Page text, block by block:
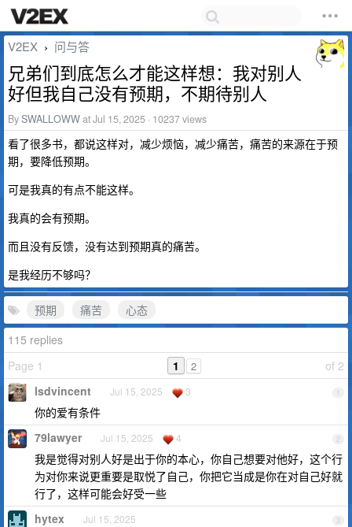
V2EX › 问与答
兄弟们到底怎么才能这样想：我对别人
好但我自己没有预期，不期待别人
BySWALLOWWat Jul 15, 2025 · 10237 views
看了很多书，都说这样对，减少烦恼，减少痛苦，痛苦的来源在于预
期，要降低预期。
可是我真的有点不能这样。
我真的会有预期。
而且没有反馈，没有达到预期真的痛苦。
是我经历不够吗？
预期 痛苦
心态
115 replies
Page 1
of 2
1 2
1
lsdvincent Jul 15, 2025 3
你的爱有条件
2
79lawyer Jul 15, 2025 4
我是觉得对别人好是出于你的本心，你自己想要对他好，这个行
为对你来说更重要是取悦了自己，你把它当成是你在对自己好就
行了，这样可能会好受一些
3
hytex Jul 15, 2025